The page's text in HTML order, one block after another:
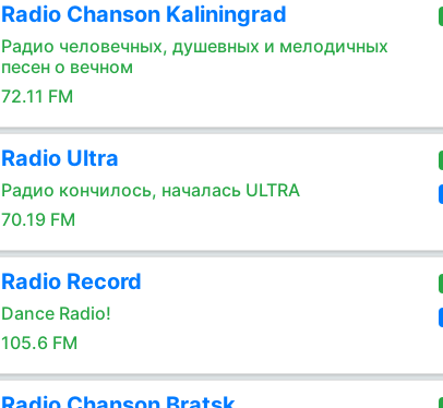
Radio Chanson Kaliningrad
Радио человечных, душевных и мелодичных
песен о вечном
72.11 FM
Radio Ultra
Радио кончилось, началась ULTRA
70.19 FM
Radio Record
Dance Radio!
105.6 FM